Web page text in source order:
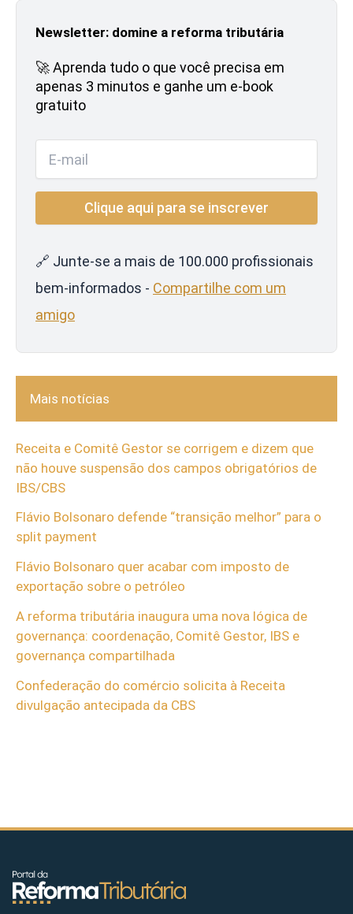
Newsletter: domine a reforma tributária
🚀 Aprenda tudo o que você precisa em
apenas 3 minutos e ganhe um e-book
gratuito
🔗 Junte-se a mais de 100.000 profissionais
bem-informados - Compartilhe com um
amigo
Mais notícias
Receita e Comitê Gestor se corrigem e dizem que
não houve suspensão dos campos obrigatórios de
IBS/CBS
Flávio Bolsonaro defende “transição melhor” para o
split payment
Flávio Bolsonaro quer acabar com imposto de
exportação sobre o petróleo
A reforma tributária inaugura uma nova lógica de
governança: coordenação, Comitê Gestor, IBS e
governança compartilhada
Confederação do comércio solicita à Receita
divulgação antecipada da CBS